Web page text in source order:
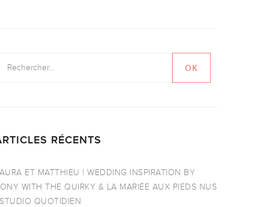
RÉCENTS
ET MATTHIEU | WEDDING INSPIRATION BY
WITH THE QUIRKY & LA MARIÉE AUX PIEDS NUS
QUOTIDIEN